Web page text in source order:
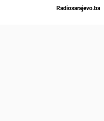
Radiosarajevo.ba